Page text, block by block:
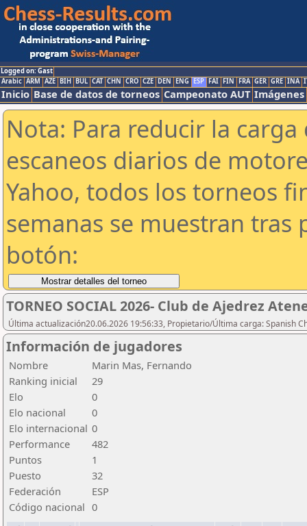
Logged on: Gast
Arabic ARM AZE BIH BUL CAT CHN CRO CZE DEN ENG ESP FAI FIN FRA GER GRE INA
Inicio Base de datos de torneos Campeonato AUT Imágenes
Nota: Para reducir la
escaneos diarios de
Yahoo, todos los torneos
semanas se muestran tras
botón:
TORNEO SOCIAL 2026- Club de Ajedrez
Última actualización20.06.2026 19:56:33, Propietario/Última carga: Spanish
Información de jugadores
Nombre
Marin Mas, Fernando
Ranking inicial
29
Elo
0
Elo nacional
0
Elo internacional 0
Performance
482
Puntos
1
Puesto
32
Federación
ESP
Código nacional 0